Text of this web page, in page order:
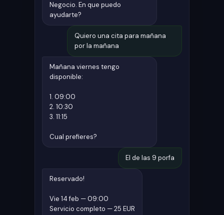
Negocio. En que puedo
ayudarte?
Quiero una cita para mañana
por la mañana
Mañana viernes tengo
disponible:
1. 09:00
2. 10:30
3. 11:15
Cual prefieres?
El de las 9 porfa
Reservado!
Vie 14 feb — 09:00
Servicio completo — 25 EUR